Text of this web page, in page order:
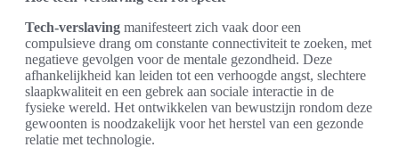
Tech-verslaving manifesteert zich vaak door een
compulsieve drang om constante connectiviteit te zoeken, met
negatieve gevolgen voor de mentale gezondheid. Deze
afhankelijkheid kan leiden tot een verhoogde angst, slechtere
slaapkwaliteit en een gebrek aan sociale interactie in de
fysieke wereld. Het ontwikkelen van bewustzijn rondom deze
gewoonten is noodzakelijk voor het herstel van een gezonde
relatie met technologie.